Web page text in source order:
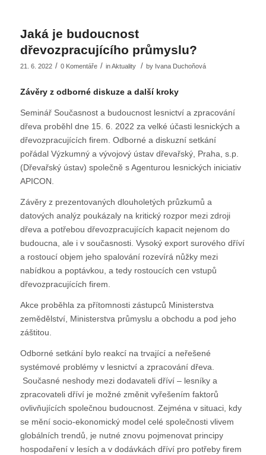
Jaká je budoucnost
dřevozpracujícího průmyslu?
21. 6. 2022 / 0 Komentáře / inAktuality / by Ivana Duchoňová
Závěry z odborné diskuze a další kroky
Seminář Současnost a budoucnost lesnictví a zpracování
dřeva proběhl dne 15. 6. 2022 za velké účasti lesnických a
dřevozpracujících firem. Odborné a diskuzní setkání
pořádal Výzkumný a vývojový ústav dřevařský, Praha, s.p.
(Dřevařský ústav) společně s Agenturou lesnických iniciativ
APICON.
Závěry z prezentovaných dlouholetých průzkumů a
datových analýz poukázaly na kritický rozpor mezi zdroji
dřeva a potřebou dřevozpracujících kapacit nejenom do
budoucna, ale i v současnosti. Vysoký export surového dříví
a rostoucí objem jeho spalování rozevírá nůžky mezi
nabídkou a poptávkou, a tedy rostoucích cen vstupů
dřevozpracujících firem.
Akce proběhla za přítomnosti zástupců Ministerstva
zemědělství, Ministerstva průmyslu a obchodu a pod jeho
záštitou.
Odborné setkání bylo reakcí na trvající a neřešené
systémové problémy v lesnictví a zpracování dřeva.
Současné neshody mezi dodavateli dříví – lesníky a
zpracovateli dříví je možné změnit vyřešením faktorů
ovlivňujících společnou budoucnost. Zejména v situaci, kdy
se mění socio-ekonomický model celé společnosti vlivem
globálních trendů, je nutné znovu pojmenovat principy
hospodaření v lesích a v dodávkách dříví pro potřeby firem